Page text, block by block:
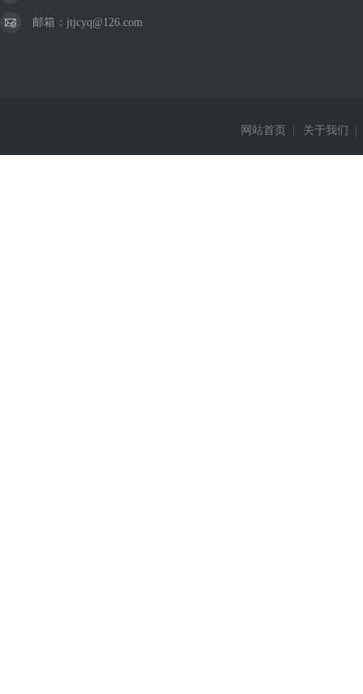
邮箱：jtjcyq@126.com
网站首页 关于我们